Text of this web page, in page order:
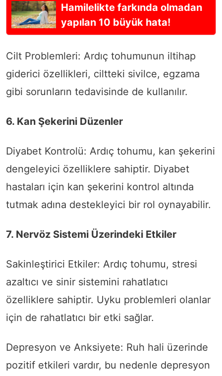
Hamilelikte farkında olmadan
yapılan 10 büyük hata!
Cilt Problemleri: Ardıç tohumunun iltihap
giderici özellikleri, ciltteki sivilce, egzama
gibi sorunların tedavisinde de kullanılır.
6. Kan Şekerini Düzenler
Diyabet Kontrolü: Ardıç tohumu, kan şekerini
dengeleyici özelliklere sahiptir. Diyabet
hastaları için kan şekerini kontrol altında
tutmak adına destekleyici bir rol oynayabilir.
7. Nervöz Sistemi Üzerindeki Etkiler
Sakinleştirici Etkiler: Ardıç tohumu, stresi
azaltıcı ve sinir sistemini rahatlatıcı
özelliklere sahiptir. Uyku problemleri olanlar
için de rahatlatıcı bir etki sağlar.
Depresyon ve Anksiyete: Ruh hali üzerinde
pozitif etkileri vardır, bu nedenle depresyon